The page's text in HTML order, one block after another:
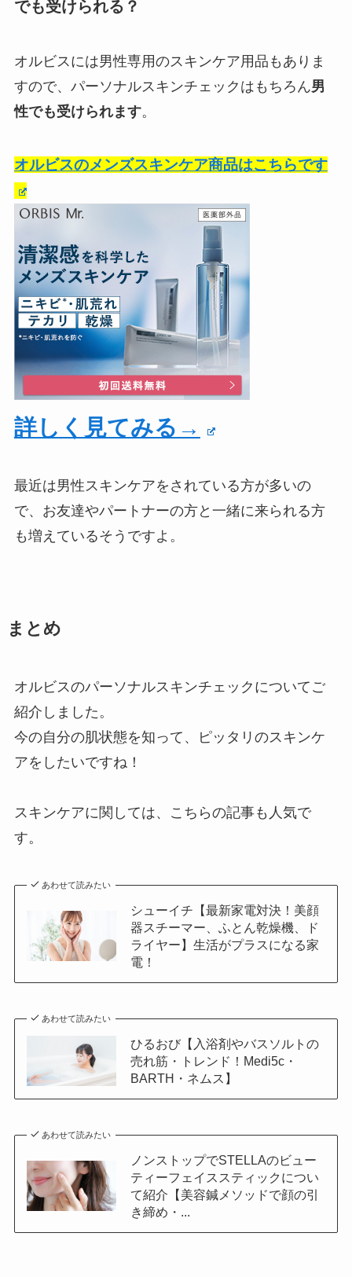
でも受けられる？
オルビスには男性専用のスキンケア用品もありま
すので、パーソナルスキンチェックはもちろん男
性でも受けられます。
オルビスのメンズスキンケア商品はこちらです
詳しく見てみる→
最近は男性スキンケアをされている方が多いの
で、お友達やパートナーの方と一緒に来られる方
も増えているそうですよ。
まとめ
オルビスのパーソナルスキンチェックについてご
紹介しました。
今の自分の肌状態を知って、ピッタリのスキンケ
アをしたいですね！
スキンケアに関しては、こちらの記事も人気で
す。
あわせて読みたい
シューイチ【最新家電対決！美顔
器スチーマー、ふとん乾燥機、ド
ライヤー】生活がプラスになる家
電！
あわせて読みたい
ひるおび【入浴剤やバスソルトの
売れ筋・トレンド！Medi5c・
BARTH・ネムス】
あわせて読みたい
ノンストップでSTELLAのビュー
ティーフェイススティックについ
て紹介【美容鍼メソッドで顔の引
き締め・...